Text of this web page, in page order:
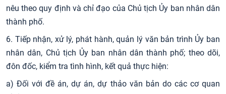
nêu theo quy định và chỉ đạo của Chủ tịch Ủy ban nhân dân
thành phố.
6. Tiếp nhận, xử lý, phát hành, quản lý văn bản trình Ủy ban
nhân dân, Chủ tịch Ủy ban nhân dân thành phố; theo dõi,
đôn đốc, kiểm tra tình hình, kết quả thực hiện:
a) Đối với đề án, dự án, dự thảo văn bản do các cơ quan